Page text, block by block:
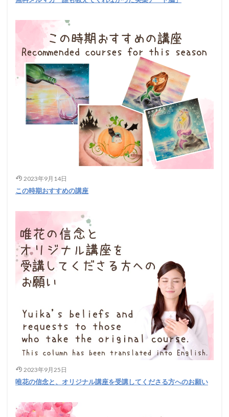
2023年9月14日
この時期おすすめの講座
2023年9月25日
唯花の信念と、オリジナル講座を受講してくださる方へのお願い